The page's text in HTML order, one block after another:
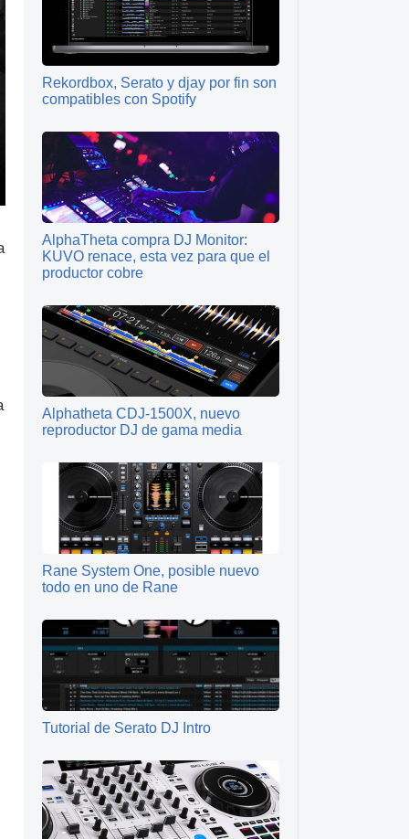
Rekordbox, Serato y djay por fin son
compatibles con Spotify
AlphaTheta compra DJ Monitor:
KUVO renace, esta vez para que el
productor cobre
Alphatheta CDJ-1500X, nuevo
reproductor DJ de gama media
Rane System One, posible nuevo
todo en uno de Rane
Tutorial de Serato DJ Intro